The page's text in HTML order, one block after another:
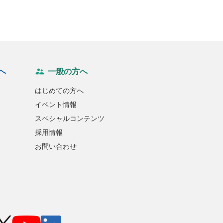
一般の方へ
はじめての方へ
イベント情報
スペシャルコンテンツ
採用情報
お問い合わせ